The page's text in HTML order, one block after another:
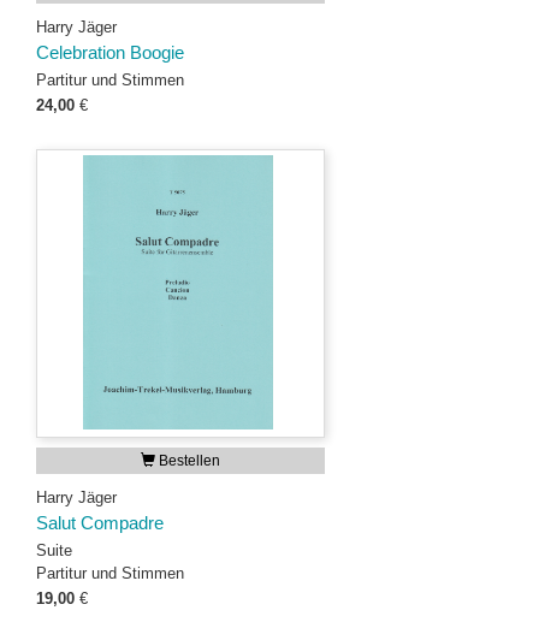
Harry Jäger
Celebration Boogie
Partitur und Stimmen
24,00 €
Bestellen
Harry Jäger
Salut Compadre
Suite
Partitur und Stimmen
19,00 €